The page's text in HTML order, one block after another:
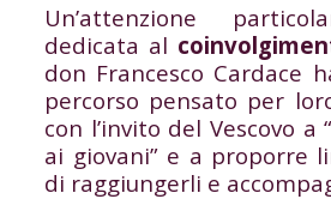
Un’attenzione
dedicata al
don Francesco Cardace
percorso pensato per
con l’invito del Vescovo a
ai giovani” e a proporre
di raggiungerli e